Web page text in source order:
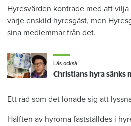
Hyresvärden kontrade med att
varje enskild hyresgäst, men
sina medlemmar från det.
Läs också
Ett råd som det lönade sig att
Hälften av hyrorna fastställdes i